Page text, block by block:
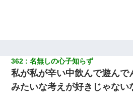
裁判官「お互いに最後に言いたいこと
「…」A「夫を一発殴らせてほしい」
362 名無しの心子知らず
私が私が辛い中飲んで遊んで
みたいな考えが好きじゃない